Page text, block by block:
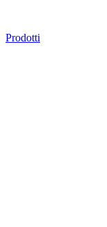
Prodotti